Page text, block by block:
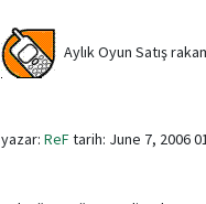
Aylık Oyun Satış
yazar: ReFtarih: June 7, 2006